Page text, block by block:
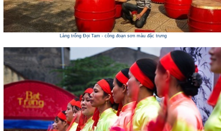
Làng trống Đọi Tam - công đoạn sơn màu đặc trưng